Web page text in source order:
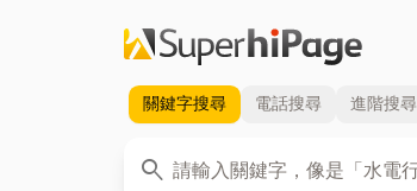
關鍵字搜尋 電話搜尋 進階搜尋
search
關鍵字